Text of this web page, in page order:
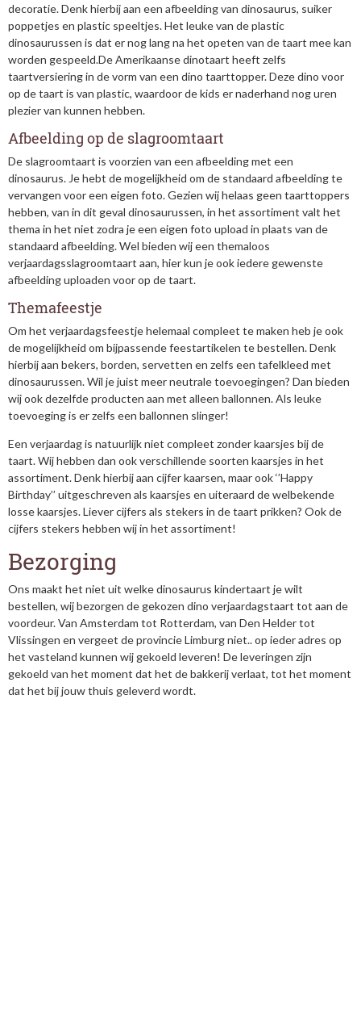
decoratie. Denk hierbij aan een afbeelding van dinosaurus, suiker
poppetjes en plastic speeltjes. Het leuke van de plastic
dinosaurussen is dat er nog lang na het opeten van de taart mee kan
worden gespeeld.De Amerikaanse dinotaart heeft zelfs
taartversiering in de vorm van een dino taarttopper. Deze dino voor
op de taart is van plastic, waardoor de kids er naderhand nog uren
plezier van kunnen hebben.
Afbeelding op de slagroomtaart
De slagroomtaart is voorzien van een afbeelding met een
dinosaurus. Je hebt de mogelijkheid om de standaard afbeelding te
vervangen voor een eigen foto. Gezien wij helaas geen taarttoppers
hebben, van in dit geval dinosaurussen, in het assortiment valt het
thema in het niet zodra je een eigen foto upload in plaats van de
standaard afbeelding. Wel bieden wij een themaloos
verjaardagsslagroomtaart aan, hier kun je ook iedere gewenste
afbeelding uploaden voor op de taart.
Themafeestje
Om het verjaardagsfeestje helemaal compleet te maken heb je ook
de mogelijkheid om bijpassende feestartikelen te bestellen. Denk
hierbij aan bekers, borden, servetten en zelfs een tafelkleed met
dinosaurussen. Wil je juist meer neutrale toevoegingen? Dan bieden
wij ook dezelfde producten aan met alleen ballonnen. Als leuke
toevoeging is er zelfs een ballonnen slinger!
Een verjaardag is natuurlijk niet compleet zonder kaarsjes bij de
taart. Wij hebben dan ook verschillende soorten kaarsjes in het
assortiment. Denk hierbij aan cijfer kaarsen, maar ook ‘’Happy
Birthday’’ uitgeschreven als kaarsjes en uiteraard de welbekende
losse kaarsjes. Liever cijfers als stekers in de taart prikken? Ook de
cijfers stekers hebben wij in het assortiment!
Bezorging
Ons maakt het niet uit welke dinosaurus kindertaart je wilt
bestellen, wij bezorgen de gekozen dino verjaardagstaart tot aan de
voordeur. Van Amsterdam tot Rotterdam, van Den Helder tot
Vlissingen en vergeet de provincie Limburg niet.. op ieder adres op
het vasteland kunnen wij gekoeld leveren! De leveringen zijn
gekoeld van het moment dat het de bakkerij verlaat, tot het moment
dat het bij jouw thuis geleverd wordt.